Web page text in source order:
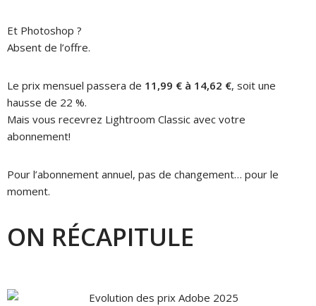
Et Photoshop ?
Absent de l’offre.
Le prix mensuel passera de 11,99 € à 14,62 €, soit une
hausse de 22 %.
Mais vous recevrez Lightroom Classic avec votre
abonnement!
Pour l’abonnement annuel, pas de changement… pour le
moment.
ON RÉCAPITULE